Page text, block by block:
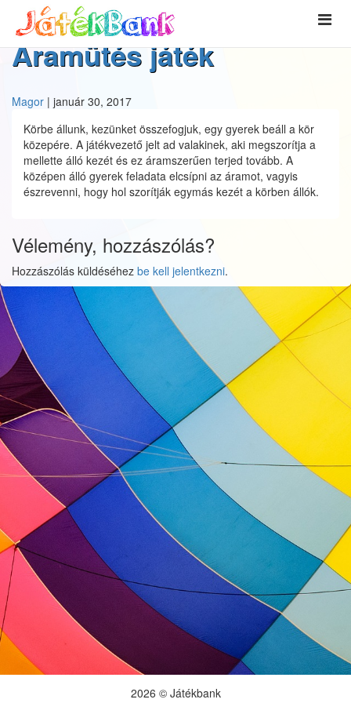
Áramütés játék
Magor | január 30, 2017
Körbe állunk, kezünket összefogjuk, egy gyerek beáll a kör
közepére. A játékvezető jelt ad valakinek, aki megszorítja a
mellette álló kezét és ez áramszerűen terjed tovább. A
középen álló gyerek feladata elcsípni az áramot, vagyis
észrevenni, hogy hol szorítják egymás kezét a körben állók.
Vélemény, hozzászólás?
Hozzászólás küldéséhez be kell jelentkezni.
2026 © Játékbank